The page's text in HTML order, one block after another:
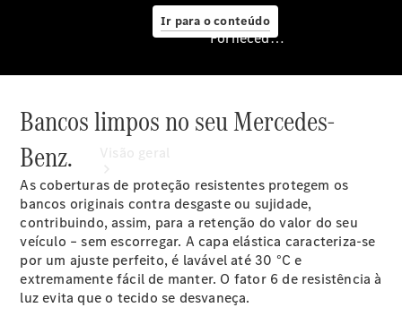
Ir para o conteúdo
Fornecedor/Proteção
de dados
Fornecedor/Proteção de dados
Bancos limpos no seu Mercedes-
Benz.
As coberturas de proteção resistentes protegem os
bancos originais contra desgaste ou sujidade,
contribuindo, assim, para a retenção do valor do seu
veículo – sem escorregar. A capa elástica caracteriza-se
por um ajuste perfeito, é lavável até 30 °C e
extremamente fácil de manter. O fator 6 de resistência à
luz evita que o tecido se desvaneça.